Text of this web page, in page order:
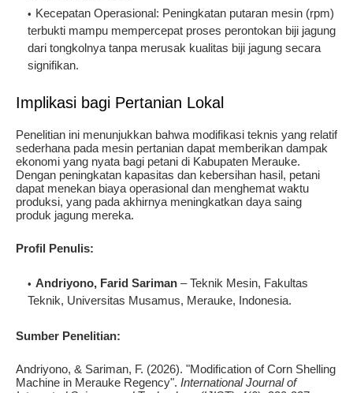
Kecepatan Operasional: Peningkatan putaran mesin (rpm)
terbukti mampu mempercepat proses perontokan biji jagung
dari tongkolnya tanpa merusak kualitas biji jagung secara
signifikan.
Implikasi bagi Pertanian Lokal
Penelitian ini menunjukkan bahwa modifikasi teknis yang relatif
sederhana pada mesin pertanian dapat memberikan dampak
ekonomi yang nyata bagi petani di Kabupaten Merauke.
Dengan peningkatan kapasitas dan kebersihan hasil, petani
dapat menekan biaya operasional dan menghemat waktu
produksi, yang pada akhirnya meningkatkan daya saing
produk jagung mereka.
Profil Penulis:
Andriyono, Farid Sariman – Teknik Mesin, Fakultas
Teknik, Universitas Musamus, Merauke, Indonesia.
Sumber Penelitian:
Andriyono, & Sariman, F. (2026). "Modification of Corn Shelling
Machine in Merauke Regency". International Journal of